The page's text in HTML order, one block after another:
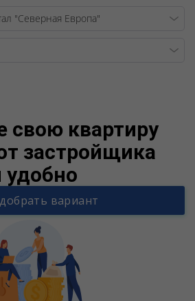
свою квартиру
застройщика
вариант